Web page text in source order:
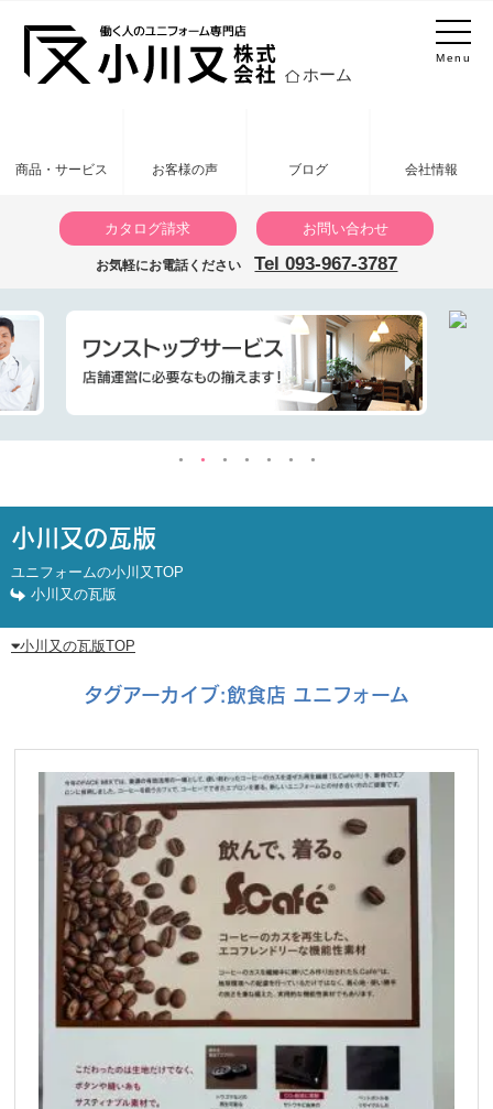
Menu
ホーム
商品・サービス お客様の声 ブログ 会社情報
カタログ請求 お問い合わせ
お気軽にお電話ください Tel 093-967-3787
小川又の瓦版
ユニフォームの小川又TOP
小川又の瓦版
小川又の瓦版TOP
タグアーカイブ:飲食店 ユニフォーム